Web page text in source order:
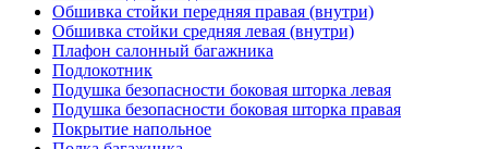
Обшивка стойки передняя правая (внутри)
Обшивка стойки средняя левая (внутри)
Плафон салонный багажника
Подлокотник
Подушка безопасности боковая шторка левая
Подушка безопасности боковая шторка правая
Покрытие напольное